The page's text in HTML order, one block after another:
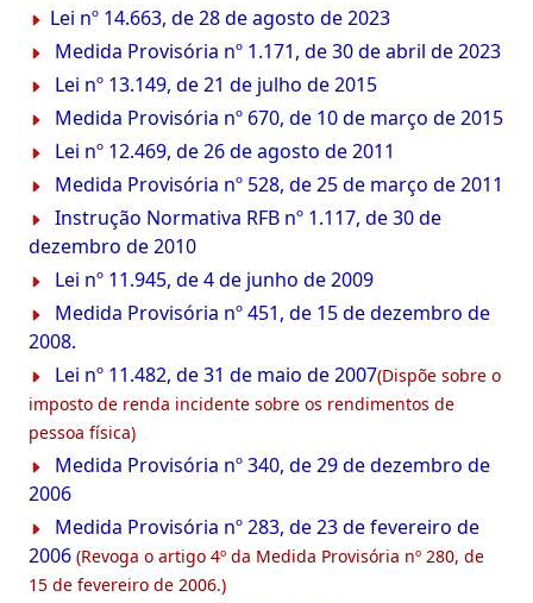
Lei nº 14.663, de 28 de agosto de 2023
Medida Provisória nº 1.171, de 30 de abril de 2023
Lei nº 13.149, de 21 de julho de 2015
Medida Provisória nº 670, de 10 de março de 2015
Lei nº 12.469, de 26 de agosto de 2011
Medida Provisória nº 528, de 25 de março de 2011
Instrução Normativa RFB nº 1.117, de 30 de
dezembro de 2010
Lei nº 11.945, de 4 de junho de 2009
Medida Provisória nº 451, de 15 de dezembro de
2008.
Lei nº 11.482, de 31 de maio de 2007(Dispõe sobre o
imposto de renda incidente sobre os rendimentos de
pessoa física)
Medida Provisória nº 340, de 29 de dezembro de
2006
Medida Provisória nº 283, de 23 de fevereiro de
2006 (Revoga o artigo 4º da Medida Provisória nº 280, de
15 de fevereiro de 2006.)